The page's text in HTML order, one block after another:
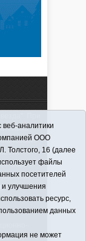
66066
по
веб-аналитики
ООО
Толстого, 16 (далее
файлы
посетителей
и улучшения
ресурс,
данных
не может